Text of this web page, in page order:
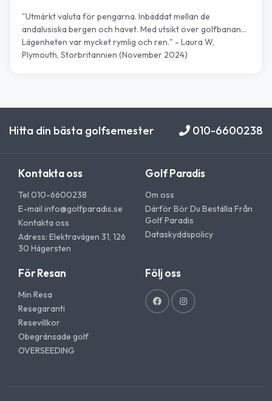
"Utmärkt valuta för pengarna. Inbäddat mellan de
andalusiska bergen och havet. Med utsikt över golfbanan...
Lägenheten var mycket rymlig och ren." - Laura W,
Plymouth, Storbritannien (November 2024)
Hitta din bästa golfsemester 010-6600238
Kontakta oss
Tel 010-6600238
E-mail info@golfparadis.se
Kontakta oss
Adress: Elektravägen 31, 126
30 Hägersten
Golf Paradis
Om oss
Därför Bör Du Beställa Från
Golf Paradis
Dataskyddspolicy
För Resan
Min Resa
Resegaranti
Resevillkor
Obegränsade golf
OVERSEEDING
Följ oss